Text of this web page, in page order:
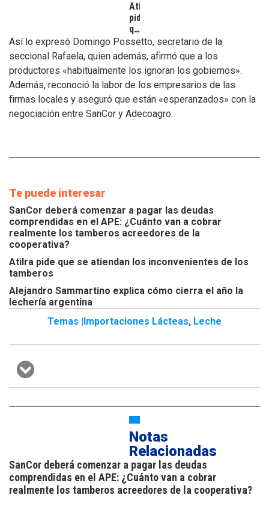
Atilra
pide
que
se
atiendan
inconvenientes
de
los
tamberos
Así lo expresó Domingo Possetto, secretario de la
seccional Rafaela, quien además, afirmó que a los
productores «habitualmente los ignoran los gobiernos».
Además, reconoció la labor de los empresarios de las
firmas locales y aseguró que están «esperanzados» con la
negociación entre SanCor y Adecoagro.
Te puede interesar
SanCor deberá comenzar a pagar las deudas
comprendidas en el APE: ¿Cuánto van a cobrar
realmente los tamberos acreedores de la
cooperativa?
Atilra pide que se atiendan los inconvenientes de los
tamberos
Alejandro Sammartino explica cómo cierra el año la
lechería argentina
Temas |
Importaciones Lácteas, Leche
Notas
Relacionadas
SanCor deberá comenzar a pagar las deudas
comprendidas en el APE: ¿Cuánto van a cobrar
realmente los tamberos acreedores de la cooperativa?